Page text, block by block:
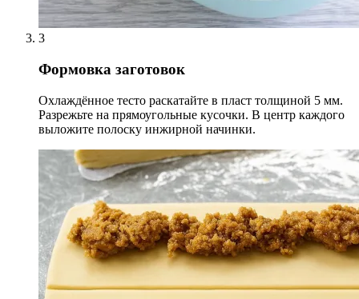
3
Формовка заготовок
Охлаждённое тесто раскатайте в пласт толщиной 5 мм.
Разрежьте на прямоугольные кусочки. В центр каждого
выложите полоску инжирной начинки.